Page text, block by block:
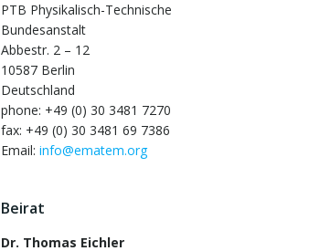
PTB Physikalisch-Technische
Bundesanstalt
Abbestr. 2 – 12
10587 Berlin
Deutschland
phone: +49 (0) 30 3481 7270
fax: +49 (0) 30 3481 69 7386
Email: info@ematem.org
Beirat
Dr. Thomas Eichler